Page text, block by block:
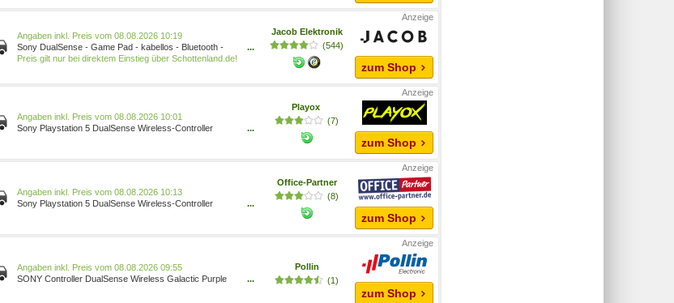
Preis vom 08.08.2026 10:19
Sony DualSense - Game Pad - kabellos - Bluetooth -
Galactic Purple - für Sony PlayStation 5 (1000040204)
...
Preis gilt nur bei direktem Einstieg über Schottenland.de!
Jacob Elektronik
(544)
zum Shop
Preis vom 08.08.2026 10:01
Sony Playstation 5 DualSense Wireless-Controller
...
Playox
(7)
zum Shop
Preis vom 08.08.2026 10:13
Sony Playstation 5 DualSense Wireless-Controller
...
Office-Partner
(8)
zum Shop
Preis vom 08.08.2026 09:55
SONY Controller DualSense Wireless Galactic Purple
...
Pollin
(1)
zum Shop